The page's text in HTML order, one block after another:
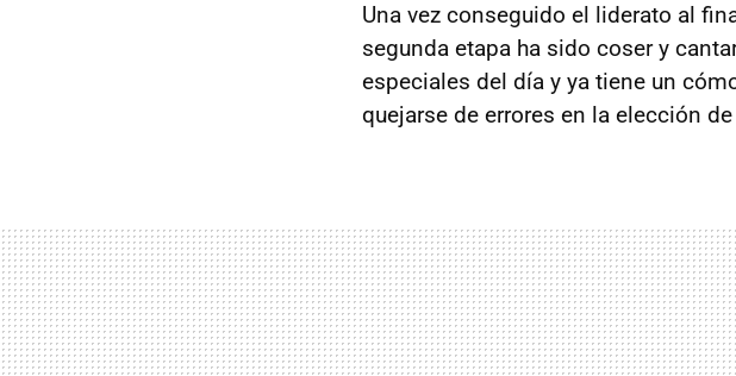
Una vez conseguido el liderato al
segunda etapa ha sido coser y
especiales del día y ya tiene un
quejarse de errores en la elección